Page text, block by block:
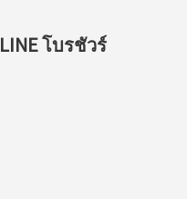
LINE โบรชัวร์